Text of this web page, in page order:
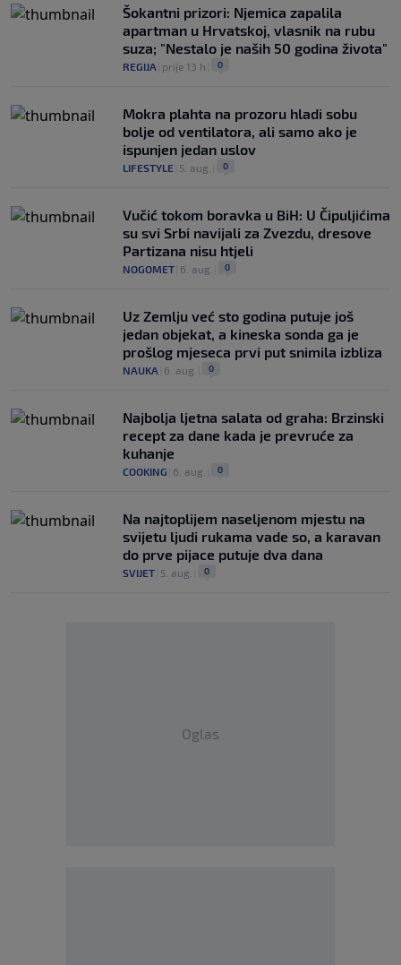
Šokantni prizori: Njemica zapalila
apartman u Hrvatskoj, vlasnik na rubu
suza; "Nestalo je naših 50 godina života"
REGIJA prije 13 h 0
Mokra plahta na prozoru hladi sobu
bolje od ventilatora, ali samo ako je
ispunjen jedan uslov
LIFESTYLE 5. aug. 0
Vučić tokom boravka u BiH: U Čipuljićima
su svi Srbi navijali za Zvezdu, dresove
Partizana nisu htjeli
NOGOMET 6. aug. 0
Uz Zemlju već sto godina putuje još
jedan objekat, a kineska sonda ga je
prošlog mjeseca prvi put snimila izbliza
NAUKA 6. aug. 0
Najbolja ljetna salata od graha: Brzinski
recept za dane kada je prevruće za
kuhanje
COOKING 6. aug. 0
Na najtoplijem naseljenom mjestu na
svijetu ljudi rukama vade so, a karavan
do prve pijace putuje dva dana
SVIJET 5. aug. 0
Oglas